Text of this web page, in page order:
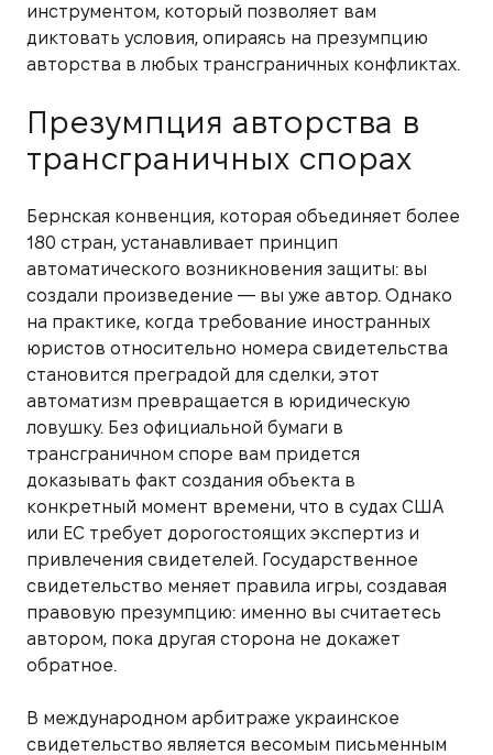
инструментом, который позволяет вам
диктовать условия, опираясь на презумпцию
авторства в любых трансграничных конфликтах.
Презумпция авторства в
трансграничных спорах
Бернская конвенция, которая объединяет более
180 стран, устанавливает принцип
автоматического возникновения защиты: вы
создали произведение — вы уже автор. Однако
на практике, когда требование иностранных
юристов относительно номера свидетельства
становится преградой для сделки, этот
автоматизм превращается в юридическую
ловушку. Без официальной бумаги в
трансграничном споре вам придется
доказывать факт создания объекта в
конкретный момент времени, что в судах США
или ЕС требует дорогостоящих экспертиз и
привлечения свидетелей. Государственное
свидетельство меняет правила игры, создавая
правовую презумпцию: именно вы считаетесь
автором, пока другая сторона не докажет
обратное.
В международном арбитраже украинское
свидетельство является весомым письменным